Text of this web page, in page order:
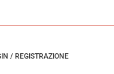
/ REGISTRAZIONE